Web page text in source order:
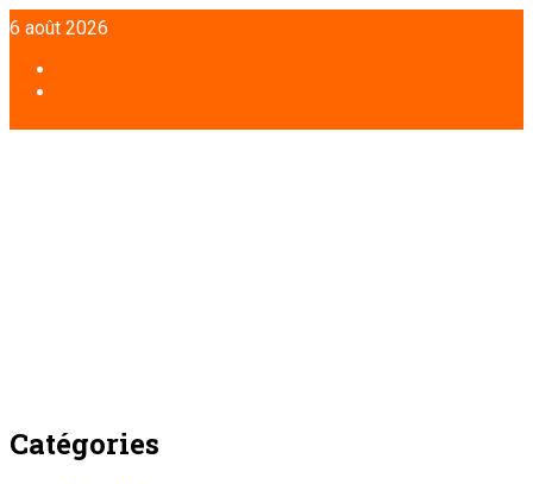
Aller
au
contenu
6 août 2026
Catégories